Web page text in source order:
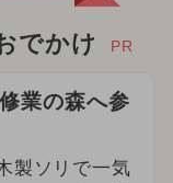
でかけ PR
業の森へ参
製ソリで一気